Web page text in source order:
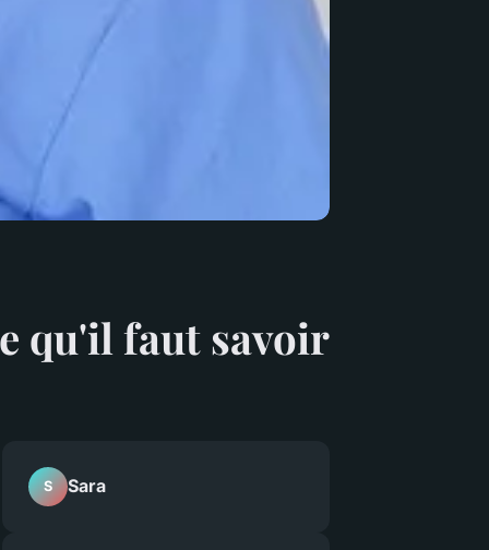
qu'il faut savoir
S Sara